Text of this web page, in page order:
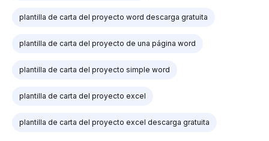
plantilla de carta del proyecto word descarga gratuita
plantilla de carta del proyecto de una página word
plantilla de carta del proyecto simple word
plantilla de carta del proyecto excel
plantilla de carta del proyecto excel descarga gratuita